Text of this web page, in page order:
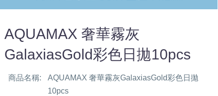
AQUAMAX 奢華霧灰
GalaxiasGold彩色日拋10pcs
商品名稱:
AQUAMAX 奢華霧灰GalaxiasGold彩色日拋
10pcs